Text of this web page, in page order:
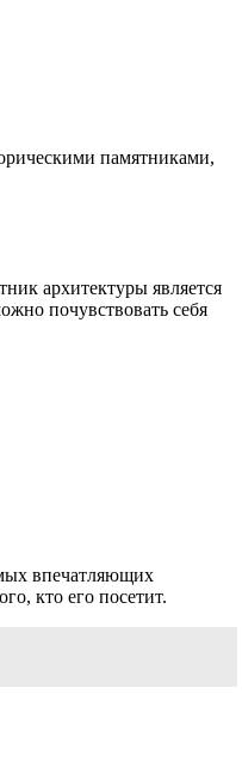
памятниками,
архитектуры является
почувствовать себя
впечатляющих
кто его посетит.